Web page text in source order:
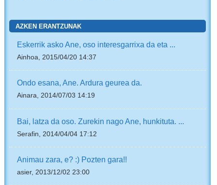
AZKEN ERANTZUNAK
Eskerrik asko Ane, oso interesgarrixa da eta ...
Ainhoa, 2015/04/20 14:37
Ondo esana, Ane. Ardura geurea da.
Ainara, 2014/07/03 14:19
Bai, latza da oso. Zurekin nago Ane, hunkituta. ...
Serafin, 2014/04/04 17:12
Animau zara, e? :) Pozten gara!!
asier, 2013/12/02 23:00